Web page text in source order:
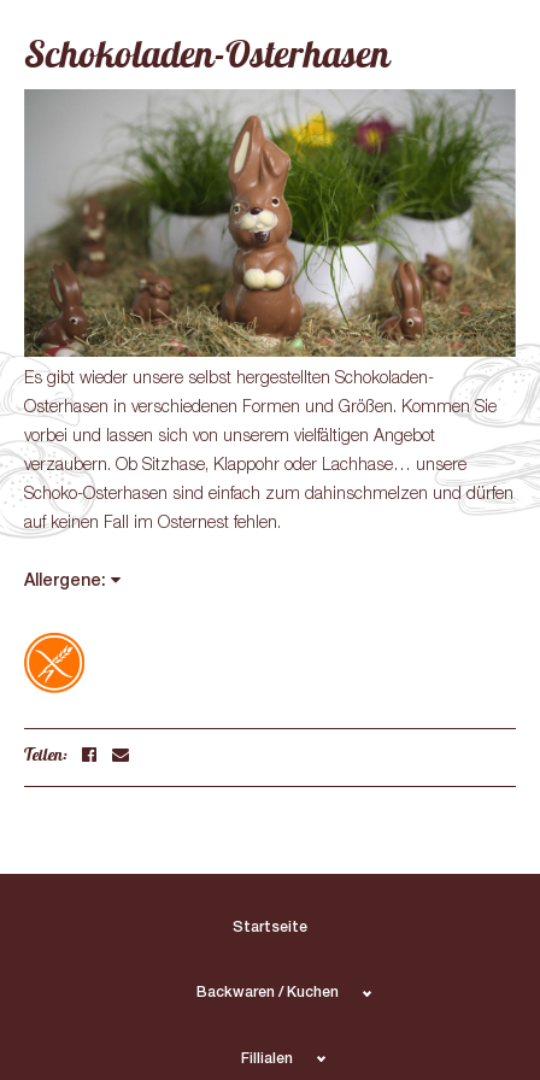
Schokoladen-Osterhasen
Es gibt wieder unsere selbst hergestellten Schokoladen-
Osterhasen in verschiedenen Formen und Größen. Kommen Sie
vorbei und lassen sich von unserem vielfältigen Angebot
verzaubern. Ob Sitzhase, Klappohr oder Lachhase… unsere
Schoko-Osterhasen sind einfach zum dahinschmelzen und dürfen
auf keinen Fall im Osternest fehlen.
Allergene:
Teilen:
Startseite
Backwaren / Kuchen
Fillialen